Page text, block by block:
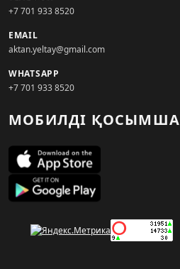
+7 701 933 8520
EMAIL
aktan.yeltay@gmail.com
WHATSAPP
+7 701 933 8520
МОБИЛДІ ҚОСЫМША